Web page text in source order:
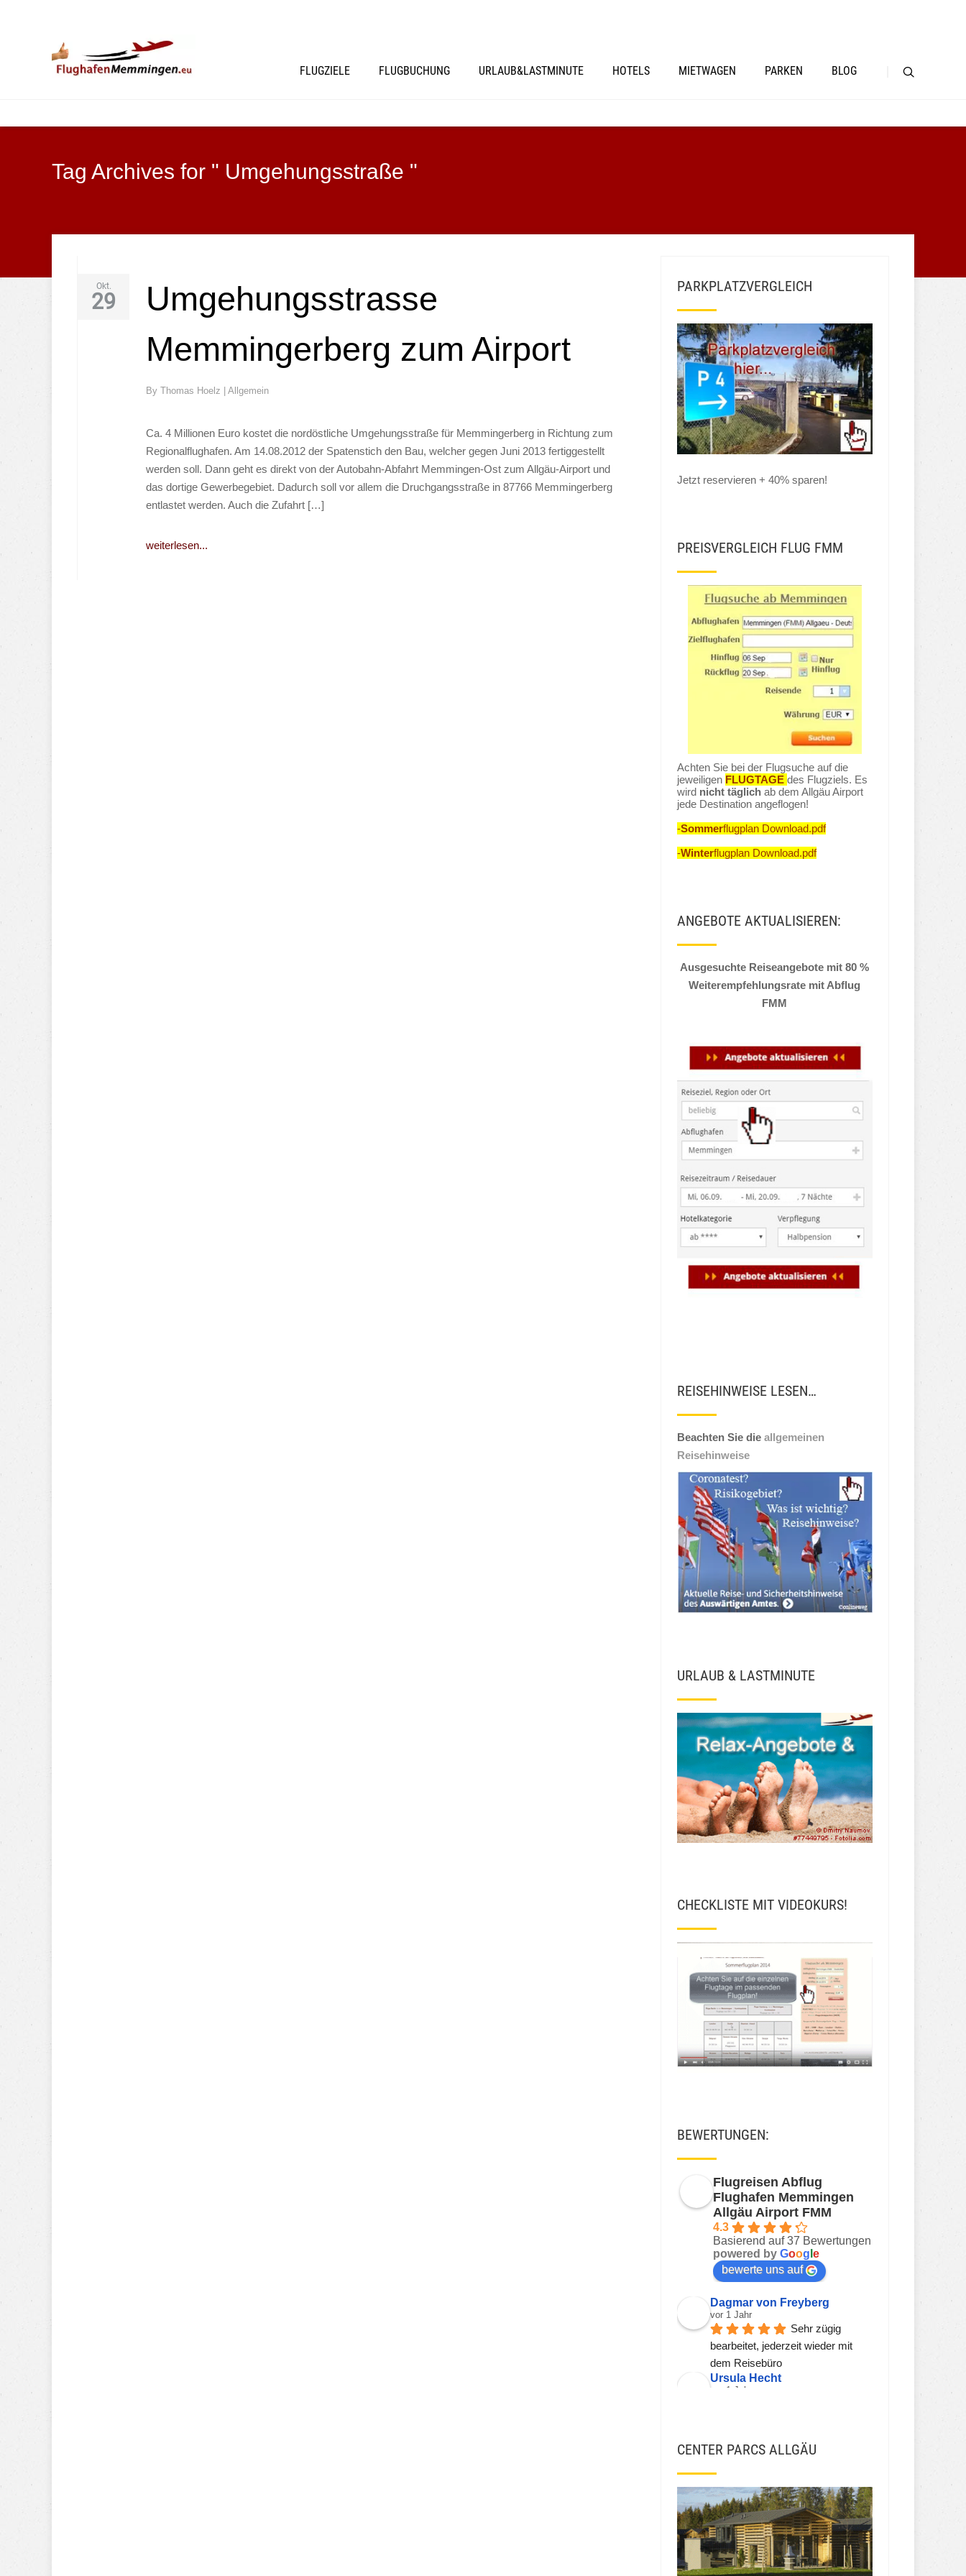
FLUGZIELE FLUGBUCHUNG URLAUB&LASTMINUTE HOTELS MIETWAGEN PARKEN BLOG
Tag Archives for " Umgehungsstraße "
Okt.
29
Umgehungsstrasse
Memmingerberg zum Airport
By Thomas Hoelz Allgemein
Ca. 4 Millionen Euro kostet die nordöstliche Umgehungsstraße für Memmingerberg in Richtung zum
Regionalflughafen. Am 14.08.2012 der Spatenstich den Bau, welcher gegen Juni 2013 fertiggestellt
werden soll. Dann geht es direkt von der Autobahn-Abfahrt Memmingen-Ost zum Allgäu-Airport und
das dortige Gewerbegebiet. Dadurch soll vor allem die Druchgangsstraße in 87766 Memmingerberg
entlastet werden. Auch die Zufahrt […]
weiterlesen...
PARKPLATZVERGLEICH
Jetzt reservieren + 40% sparen!
PREISVERGLEICH FLUG FMM
Achten Sie bei der Flugsuche auf die
jeweiligen FLUGTAGE des Flugziels. Es
wird nicht täglichab dem Allgäu Airport
jede Destination angeflogen!
-Sommerflugplan Download.pdf
-Winterflugplan Download.pdf
ANGEBOTE AKTUALISIEREN:
Ausgesuchte Reiseangebote mit 80 %
Weiterempfehlungsrate mit Abflug
FMM
REISEHINWEISE LESEN…
Beachten Sie die allgemeinen
Reisehinweise
URLAUB & LASTMINUTE
CHECKLISTE MIT VIDEOKURS!
BEWERTUNGEN:
Flugreisen Abflug
Flughafen Memmingen
Allgäu Airport FMM
4.3
Basierend auf 37 Bewertungen
powered by Goog e
bewerte uns auf
Dagmar von Freyberg
vor 1 Jahr
Sehr zügig
bearbeitet, jederzeit wieder mit
dem Reisebüro
Ursula Hecht
vor 1 Jahr
Sehr gerne wieder!!!
Viorel Stanciu
JSH JSH
vor 3 Jahren
Ekna W
vor 3 Jahren
Die Preise fürs
CENTER PARCS ALLGÄU